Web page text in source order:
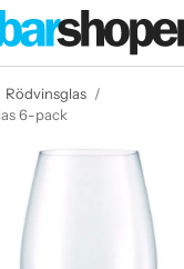
Rödvinsglas /
6-pack